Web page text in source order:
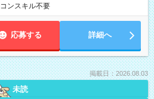
ンスキル不要
応募する 詳細へ
掲載日：2026.08.03
未読